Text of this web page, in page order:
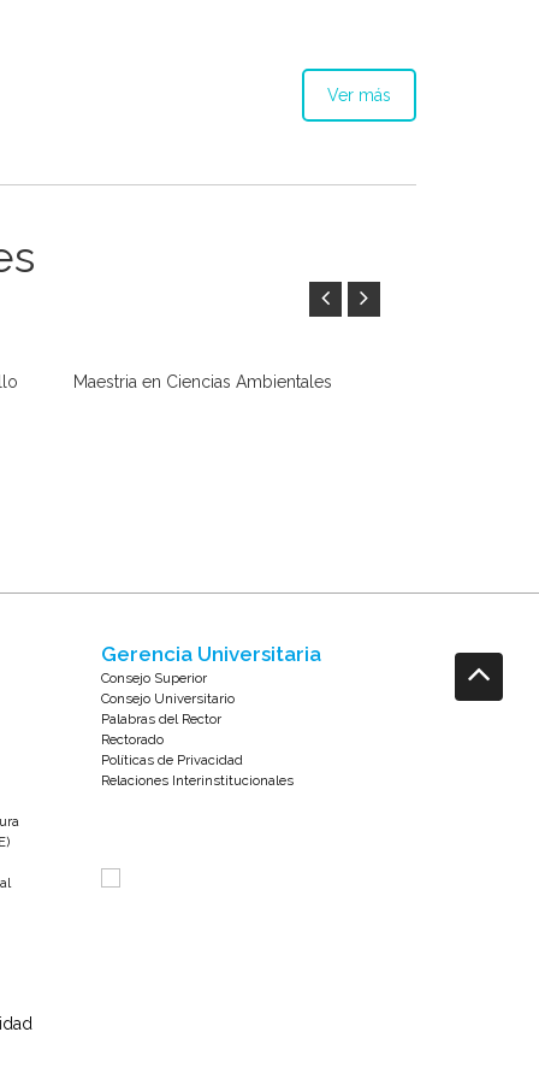
Ver más
Maestria en Ciencias Ambientales
Gerencia Universitaria
Consejo Superior
Consejo Universitario
Palabras del Rector
Rectorado
Políticas de Privacidad
Relaciones Interinstitucionales